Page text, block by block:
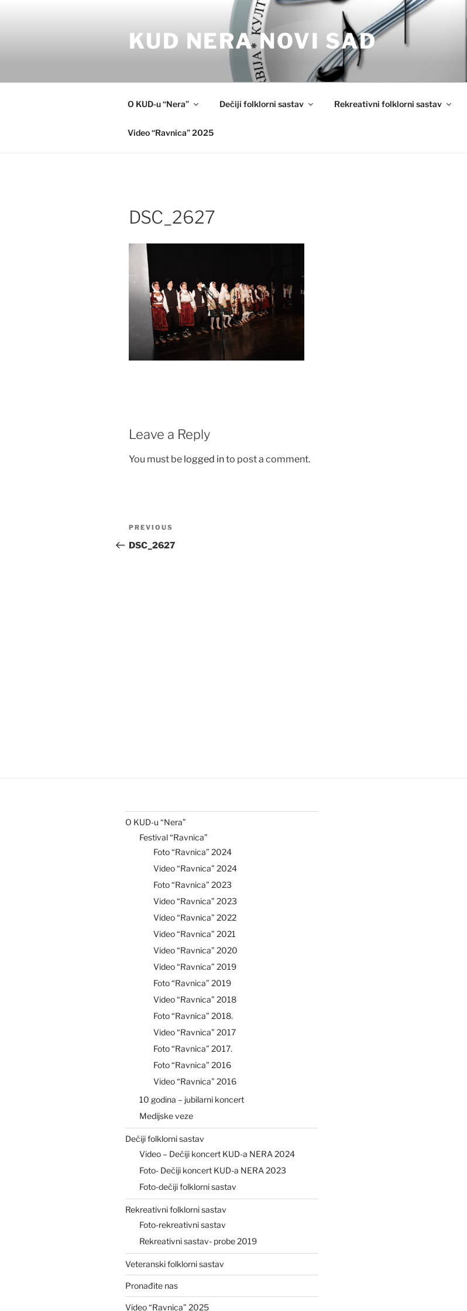
KUD NERA NOVI SAD
O KUD-u “Nera” Dečiji folklorni sastav Rekreativni folklorni sastav
Video “Ravnica” 2025
DSC_2627
Leave a Reply
You must be logged into post a comment.
Post
navigation
Previous
Post
PREVIOUS
DSC_2627
O KUD-u “Nera”
Festival “Ravnica”
Foto “Ravnica” 2024
Video “Ravnica” 2024
Foto “Ravnica” 2023
Video “Ravnica” 2023
Video “Ravnica” 2022
Video “Ravnica” 2021
Video “Ravnica” 2020
Video “Ravnica” 2019
Foto “Ravnica” 2019
Video “Ravnica” 2018
Foto “Ravnica” 2018.
Video “Ravnica” 2017
Foto “Ravnica” 2017.
Foto “Ravnica” 2016
Video “Ravnica” 2016
10 godina – jubilarni koncert
Medijske veze
Dečiji folklorni sastav
Video – Dečiji koncert KUD-a NERA 2024
Foto- Dečiji koncert KUD-a NERA 2023
Foto-dečiji folklorni sastav
Rekreativni folklorni sastav
Foto-rekreativni sastav
Rekreativni sastav- probe 2019
Veteranski folklorni sastav
Pronađite nas
Video “Ravnica” 2025